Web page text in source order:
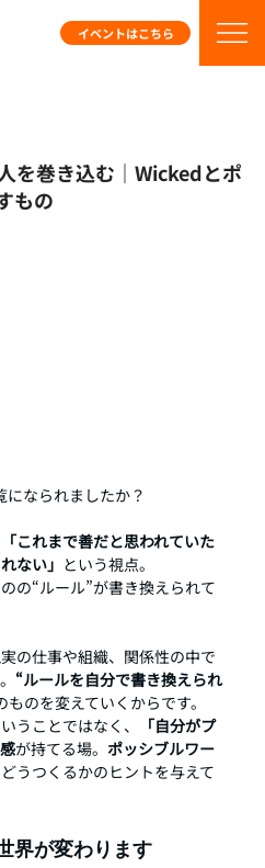
イベントはこちら
を巻き込む｜Wickedとポ
もの
になられましたか？
「これまで善だと思われていた
ない」 という視点。
の“ルール”が書き換えられて
の仕事や組織、関係性の中で
“ルールを自分で書き換えられ
のを変えていくからです。
うことではなく、
「自分がプ
が持てる場。 ポッシブルワー
うつくるかのヒントを与えて
界が変わります